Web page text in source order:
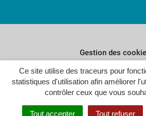
Ce site utilise des traceurs pour
statistiques d'utilisation afin améliorer
contrôler ceux que vous
Tout accepter Tout refuser
Gestion des
Plan du site
Politique de
Crédits